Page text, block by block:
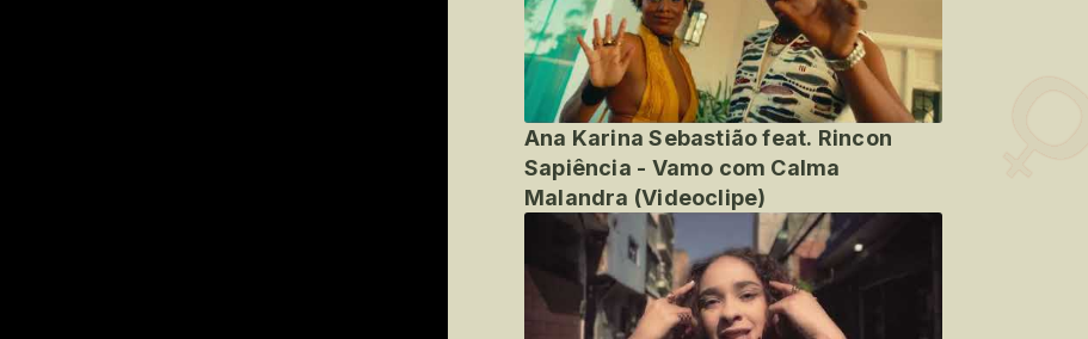
Ana Karina Sebastião feat. Rincon
Sapiência - Vamo com Calma
Malandra (Videoclipe)